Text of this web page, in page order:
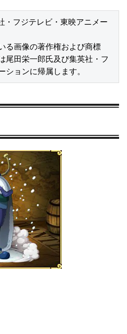
フジテレビ・東映アニメー
る画像の著作権および商標
尾田栄一郎氏及び集英社・フ
ションに帰属します。